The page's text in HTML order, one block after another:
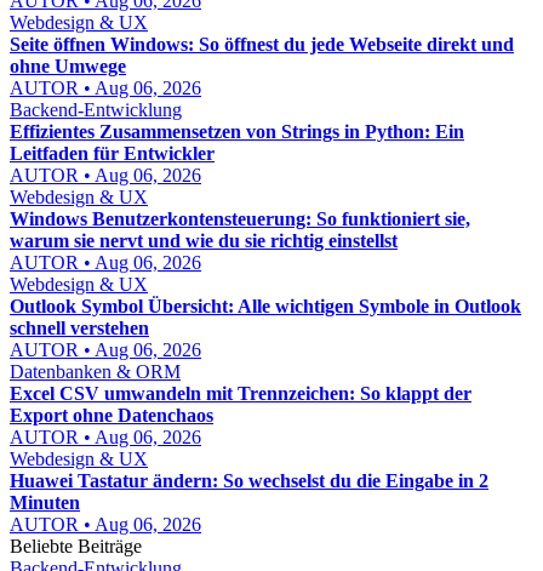
Webdesign & UX
Seite öffnen Windows: So öffnest du jede Webseite direkt und
ohne Umwege
AUTOR • Aug 06, 2026
Backend-Entwicklung
Effizientes Zusammensetzen von Strings in Python: Ein
Leitfaden für Entwickler
AUTOR • Aug 06, 2026
Webdesign & UX
Windows Benutzerkontensteuerung: So funktioniert sie,
warum sie nervt und wie du sie richtig einstellst
AUTOR • Aug 06, 2026
Webdesign & UX
Outlook Symbol Übersicht: Alle wichtigen Symbole in Outlook
schnell verstehen
AUTOR • Aug 06, 2026
Datenbanken & ORM
Excel CSV umwandeln mit Trennzeichen: So klappt der
Export ohne Datenchaos
AUTOR • Aug 06, 2026
Webdesign & UX
Huawei Tastatur ändern: So wechselst du die Eingabe in 2
Minuten
AUTOR • Aug 06, 2026
Beliebte Beiträge